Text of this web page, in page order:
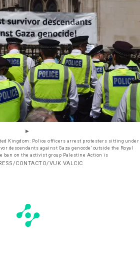
Kingdom: Police officers arrest protesters sitting under
descendants against Gaza genocde' outside the Royal
ban on the activist group Palestine Action is
CONTACTO/VUK VALCIC